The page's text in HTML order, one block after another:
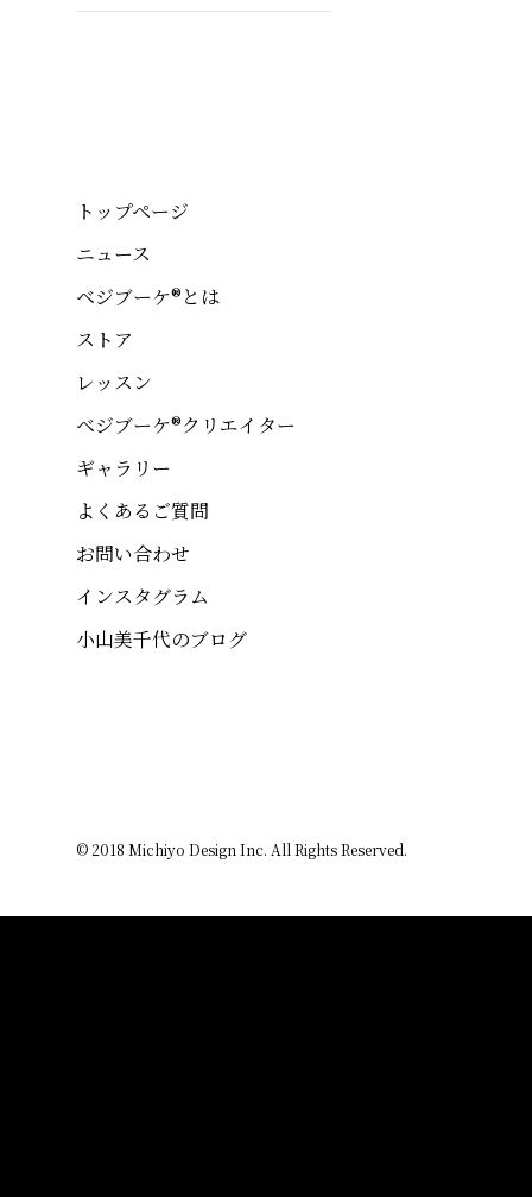
トップページ
ニュース
ベジブーケ®とは
ストア
レッスン
ベジブーケ®クリエイター
ギャラリー
よくあるご質問
お問い合わせ
インスタグラム
小山美千代のブログ
© 2018 Michiyo Design Inc. All Rights Reserved.
Creators
Q&A